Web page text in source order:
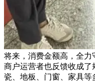
将来，消费金额高，全力
商户运营者也反馈收成
瓷、地板、门窗、家具